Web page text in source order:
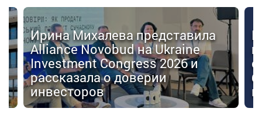
Ирина Михалева представила
Alliance Novobud на Ukraine
Investment Congress 2026 и
рассказала о доверии
инвесторов